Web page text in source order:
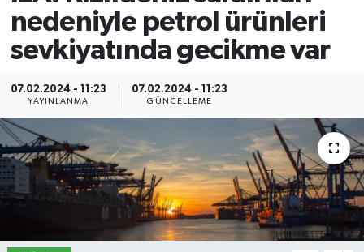
nedeniyle petrol ürünleri
sevkiyatında gecikme var
07.02.2024 - 11:23
YAYINLANMA
07.02.2024 - 11:23
GÜNCELLEME
Gizlilik Sözleşmesi
İletişim
Künye
Yasal Uyarı
BITCOIN